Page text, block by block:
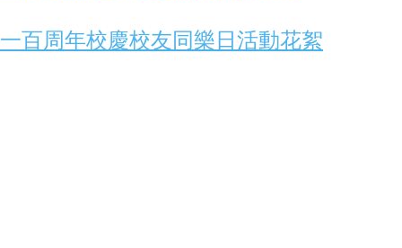
一百周年校慶校友同樂日活動花絮